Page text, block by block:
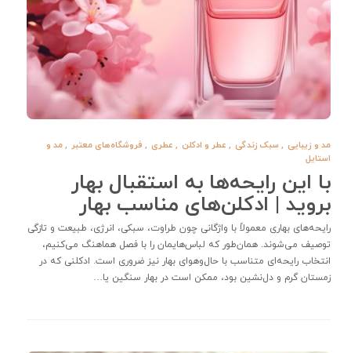
مد و زیبایی ,سبک زندگی , عطر و ادکلن , عطری , فروشگاه‌های معتبر ,مد و
استایل
با این رایحه‌ها به استقبال بهار
بروید | ادکلن‌های مناسب بهار
رایحه‌های بهاری معمولاً با واژگانی چون طراوت، سبکی، انرژی، طبیعت و تازگی
توصیف می‌شوند. همان‌طور که لباس‌هایمان را با فصل هماهنگ می‌کنیم،
انتخاب رایحه‌ای متناسب با حال‌وهوای بهار نیز ضروری است. ادکلنی که در
زمستان گرم و دل‌نشین بود، ممکن است در بهار سنگین یا…